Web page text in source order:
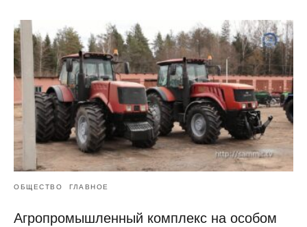
ОБЩЕСТВО ГЛАВНОЕ
Агропромышленный комплекс на особом